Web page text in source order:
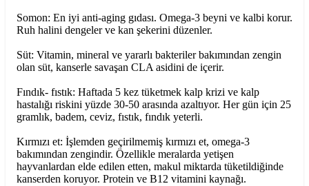
Somon: En iyi anti-aging gıdası. Omega-3 beyni ve kalbi korur.
Ruh halini dengeler ve kan şekerini düzenler.
Süt: Vitamin, mineral ve yararlı bakteriler bakımından zengin
olan süt, kanserle savaşan CLA asidini de içerir.
Fındık- fıstık: Haftada 5 kez tüketmek kalp krizi ve kalp
hastalığı riskini yüzde 30-50 arasında azaltıyor. Her gün için 25
gramlık, badem, ceviz, fıstık, fındık yeterli.
Kırmızı et: İşlemden geçirilmemiş kırmızı et, omega-3
bakımından zengindir. Özellikle meralarda yetişen
hayvanlardan elde edilen etten, makul miktarda tüketildiğinde
kanserden koruyor. Protein ve B12 vitamini kaynağı.